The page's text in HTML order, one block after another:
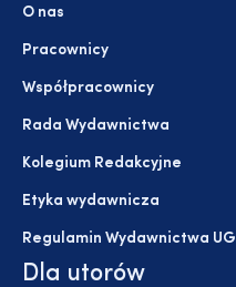
O nas
Pracownicy
Współpracownicy
Rada Wydawnictwa
Kolegium Redakcyjne
Etyka wydawnicza
Regulamin Wydawnictwa UG
Dla utorów